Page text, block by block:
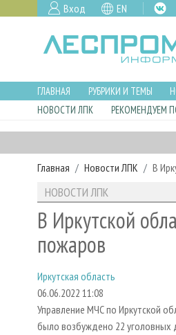
Вход EN
ГЛАВНАЯ РУБРИКИ И ТЕМЫ
НОВОСТИ ЛПК
РЕКОМЕНДУЕМ
Главная Новости ЛПК В
НОВОСТИ ЛПК
В Иркутской
пожаров
Иркутская область
06.06.2022 11:08
Управление МЧС по Иркутской
было возбуждено 22 уголовных